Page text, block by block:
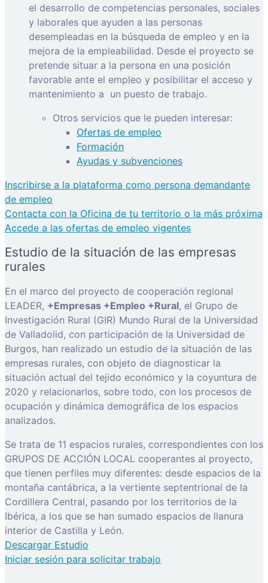
el desarrollo de competencias personales, sociales
y laborales que ayuden a las personas
desempleadas en la búsqueda de empleo y en la
mejora de la empleabilidad. Desde el proyecto se
pretende situar a la persona en una posición
favorable ante el empleo y posibilitar el acceso y
mantenimiento a un puesto de trabajo.
Otros servicios que le pueden interesar:
Ofertas de empleo
Formación
Ayudas y subvenciones
Inscribirse a la plataforma como persona demandante
de empleo
Contacta con la Oficina de tu territorio o la más próxima
Accede a las ofertas de empleo vigentes
Estudio de la situación de las empresas
rurales
En el marco del proyecto de cooperación regional
LEADER, +Empresas +Empleo +Rural, el Grupo de
Investigación Rural (GIR) Mundo Rural de la Universidad
de Valladolid, con participación de la Universidad de
Burgos, han realizado un estudio de la situación de las
empresas rurales, con objeto de diagnosticar la
situación actual del tejido económico y la coyuntura de
2020 y relacionarlos, sobre todo, con los procesos de
ocupación y dinámica demográfica de los espacios
analizados.
Se trata de 11 espacios rurales, correspondientes con los
GRUPOS DE ACCIÓN LOCAL cooperantes al proyecto,
que tienen perfiles muy diferentes: desde espacios de la
montaña cantábrica, a la vertiente septentrional de la
Cordillera Central, pasando por los territorios de la
Ibérica, a los que se han sumado espacios de llanura
interior de Castilla y León.
Descargar Estudio
Iniciar sesión para solicitar trabajo